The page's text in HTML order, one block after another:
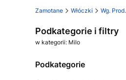
Zamotane Włóczki Wg. Prod.
Podkategorie i filtry
w kategorii: Milo
Podkategorie